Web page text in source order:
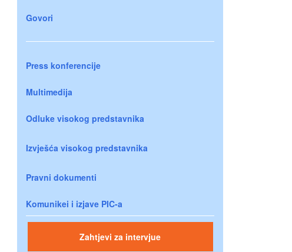
Govori
Press konferencije
Multimedija
Odluke visokog predstavnika
Izvješća visokog predstavnika
Pravni dokumenti
Komunikei i izjave PIC-a
Zahtjevi za intervjue